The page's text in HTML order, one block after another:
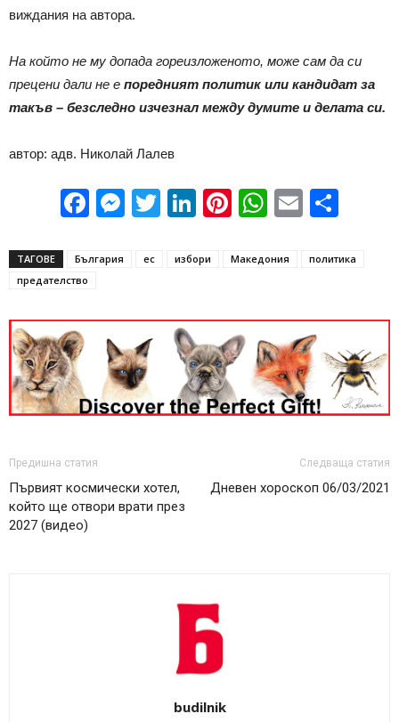
виждания на автора.
На който не му допада гореизложеното, може сам да си
прецени дали не е поредният политик или кандидат за
такъв – безследно изчезнал между думите и делата си.
автор: адв. Николай Лалев
Facebook
Messenger
Twitter
LinkedIn
Pinterest
WhatsApp
Email
ТАГОВЕ България ес избори Македония
политика
предателство
Предишна статия
Първият космически хотел,
който ще отвори врати през
2027 (видео)
Следваща статия
Дневен хороскоп 06/03/2021
budilnik